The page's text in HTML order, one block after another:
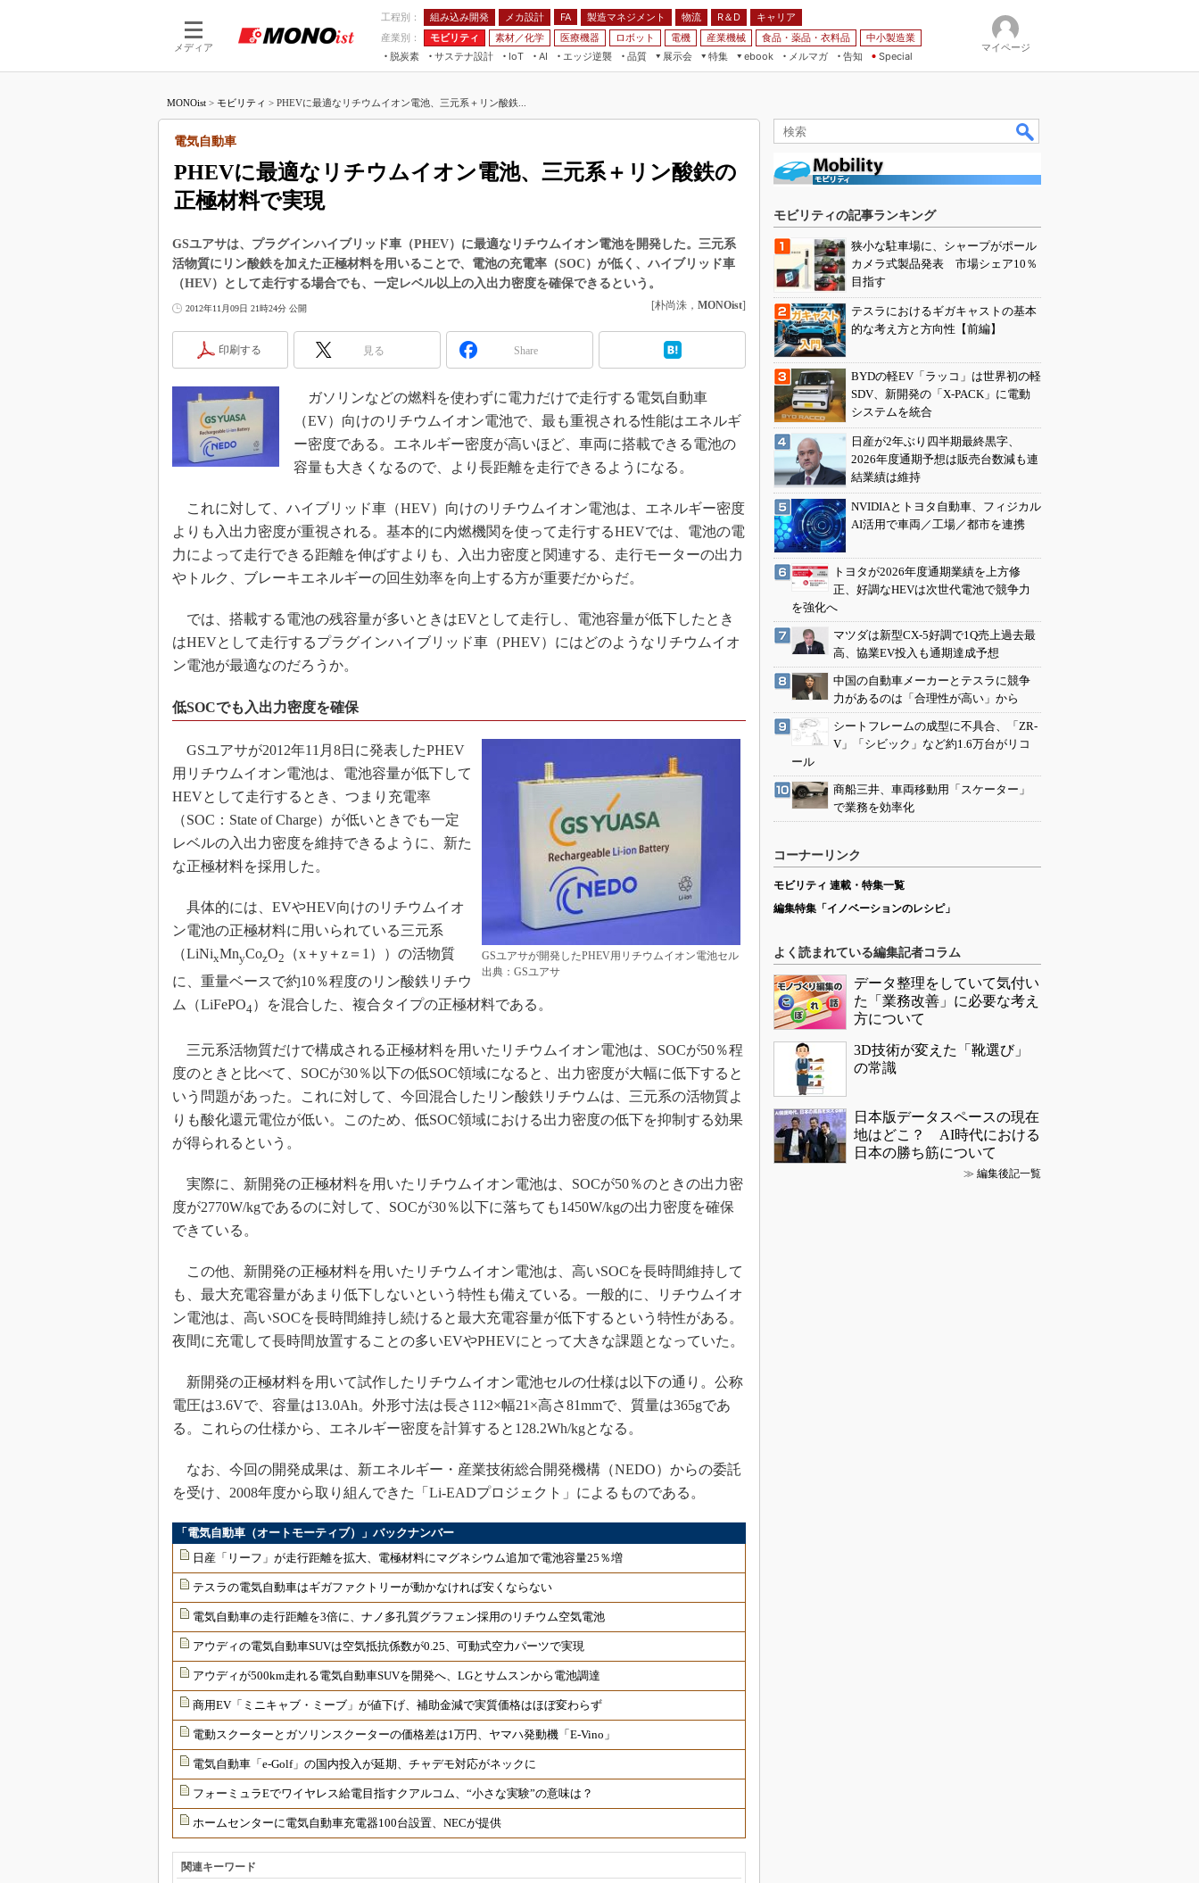
メディア
工程別： 組み込み開発 メカ設計 FA 製造マネジメント 物流 R＆D
キャリア
産業別：
モビリティ 素材／化学 医療機器 ロボット 電機 産業機械 食品・薬品・衣料品
中小製造業
脱炭素
サステナ設計
IoT
つながる工場
AI
AI×設備保全
エッジ逆襲 品質
展示会
JIMTOF
IIFES
TECHNO-FRONTIER
人テク展
EdgeTech+
AUTOMOTIVE WORLD
産業オープンネット展
特集
組み込み画像技術
組み込みモデリング
ISO26262
3Dプリンタ
S＆OP
イノベーション
メイドインジャパン
知財マネジメント
新型コロナへの対応
ebook
FA
メルマガ
告知 Special
マイページ
MONOist > モビリティ > PHEVに最適なリチウムイオン電池、三元系＋リン酸鉄...
PHEVに最適なリチウムイオン電池、三元系＋リン酸鉄の
正極材料で実現
電気自動車
GSユアサは、プラグインハイブリッド車（PHEV）に最適なリチウムイオン電池を開発した。三元系
活物質にリン酸鉄を加えた正極材料を用いることで、電池の充電率（SOC）が低く、ハイブリッド車
（HEV）として走行する場合でも、一定レベル以上の入出力密度を確保できるという。
2012年11月09日 21時24分 公開 [朴尚洙， MONOist]
印刷する 見る Share
ガソリンなどの燃料を使わずに電力だけで走行する電気自動車
（EV）向けのリチウムイオン電池で、最も重視される性能はエネルギ
ー密度である。エネルギー密度が高いほど、車両に搭載できる電池の
容量も大きくなるので、より長距離を走行できるようになる。
これに対して、ハイブリッド車（HEV）向けのリチウムイオン電池は、エネルギー密度
よりも入出力密度が重視される。基本的に内燃機関を使って走行するHEVでは、電池の電
力によって走行できる距離を伸ばすよりも、入出力密度と関連する、走行モーターの出力
やトルク、ブレーキエネルギーの回生効率を向上する方が重要だからだ。
では、搭載する電池の残容量が多いときはEVとして走行し、電池容量が低下したとき
はHEVとして走行するプラグインハイブリッド車（PHEV）にはどのようなリチウムイオ
ン電池が最適なのだろうか。
低SOCでも入出力密度を確保
GSユアサが開発したPHEV用リチウムイオン電池セル
出典：GSユアサ
GSユアサが2012年11月8日に発表したPHEV
用リチウムイオン電池は、電池容量が低下して
HEVとして走行するとき、つまり充電率
（SOC：State of Charge）が低いときでも一定
レベルの入出力密度を維持できるように、新た
な正極材料を採用した。
具体的には、EVやHEV向けのリチウムイオ
ン電池の正極材料に用いられている三元系
（LiNixMnyCozO2
（x＋y＋z＝1））の活物質
に、重量ベースで約10％程度のリン酸鉄リチウ
ム（LiFePO4）を混合した、複合タイプの正極材料である。
三元系活物質だけで構成される正極材料を用いたリチウムイオン電池は、SOCが50％程
度のときと比べて、SOCが30％以下の低SOC領域になると、出力密度が大幅に低下すると
いう問題があった。これに対して、今回混合したリン酸鉄リチウムは、三元系の活物質よ
りも酸化還元電位が低い。このため、低SOC領域における出力密度の低下を抑制する効果
が得られるという。
実際に、新開発の正極材料を用いたリチウムイオン電池は、SOCが50％のときの出力密
度が2770W/kgであるのに対して、SOCが30％以下に落ちても1450W/kgの出力密度を確保
できている。
この他、新開発の正極材料を用いたリチウムイオン電池は、高いSOCを長時間維持して
も、最大充電容量があまり低下しないという特性も備えている。一般的に、リチウムイオ
ン電池は、高いSOCを長時間維持し続けると最大充電容量が低下するという特性がある。
夜間に充電して長時間放置することの多いEVやPHEVにとって大きな課題となっていた。
新開発の正極材料を用いて試作したリチウムイオン電池セルの仕様は以下の通り。公称
電圧は3.6Vで、容量は13.0Ah。外形寸法は長さ112×幅21×高さ81mmで、質量は365gであ
る。これらの仕様から、エネルギー密度を計算すると128.2Wh/kgとなる。
なお、今回の開発成果は、新エネルギー・産業技術総合開発機構（NEDO）からの委託
を受け、2008年度から取り組んできた「Li-EADプロジェクト」によるものである。
「電気自動車（オートモーティブ）」バックナンバー
日産「リーフ」が走行距離を拡大、電極材料にマグネシウム追加で電池容量25％増
テスラの電気自動車はギガファクトリーが動かなければ安くならない
電気自動車の走行距離を3倍に、ナノ多孔質グラフェン採用のリチウム空気電池
アウディの電気自動車SUVは空気抵抗係数が0.25、可動式空力パーツで実現
アウディが500km走れる電気自動車SUVを開発へ、LGとサムスンから電池調達
商用EV「ミニキャブ・ミーブ」が値下げ、補助金減で実質価格はほぼ変わらず
電動スクーターとガソリンスクーターの価格差は1万円、ヤマハ発動機「E-Vino」
電気自動車「e-Golf」の国内投入が延期、チャデモ対応がネックに
フォーミュラEでワイヤレス給電目指すクアルコム、“小さな実験”の意味は？
ホームセンターに電気自動車充電器100台設置、NECが提供
関連キーワード
モビリティの記事ランキング
狭小な駐車場に、シャープがポール
カメラ式製品発表 市場シェア10％
目指す
テスラにおけるギガキャストの基本
的な考え方と方向性【前編】
BYDの軽EV「ラッコ」は世界初の軽
SDV、新開発の「X-PACK」に電動
システムを統合
日産が2年ぶり四半期最終黒字、
2026年度通期予想は販売台数減も連
結業績は維持
NVIDIAとトヨタ自動車、フィジカル
AI活用で車両／工場／都市を連携
トヨタが2026年度通期業績を上方修
正、好調なHEVは次世代電池で競争力
を強化へ
マツダは新型CX-5好調で1Q売上過去最
高、協業EV投入も通期達成予想
中国の自動車メーカーとテスラに競争
力があるのは「合理性が高い」から
シートフレームの成型に不具合、「ZR-
V」「シビック」など約1.6万台がリコ
ール
商船三井、車両移動用「スケーター」
で業務を効率化
コーナーリンク
モビリティ 連載・特集一覧
編集特集「イノベーションのレシピ」
よく読まれている編集記者コラム
データ整理をしていて気付い
た「業務改善」に必要な考え
方について
3D技術が変えた「靴選び」
の常識
日本版データスペースの現在
地はどこ？ AI時代における
日本の勝ち筋について
≫ 編集後記一覧